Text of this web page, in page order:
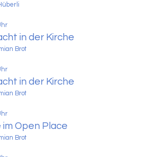
in der Kirche
Brot
in der Kirche
Brot
im Open Place
Brot